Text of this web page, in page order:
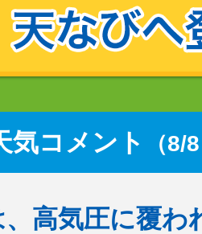
気コメント （8/
高気圧に覆わ